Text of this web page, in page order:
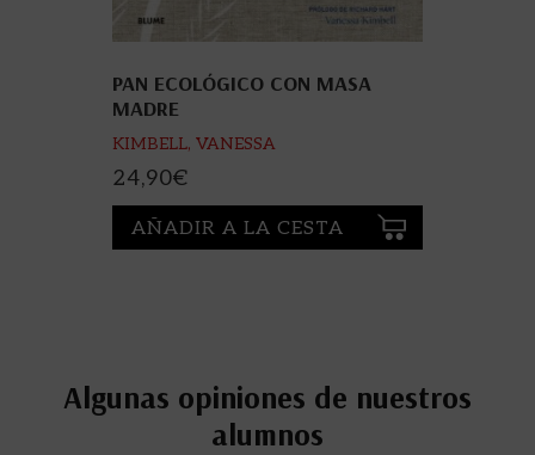
PAN ECOLÓGICO CON MASA
MADRE
KIMBELL, VANESSA
24,90€
AÑADIR A LA CESTA
Algunas opiniones de nuestros
alumnos